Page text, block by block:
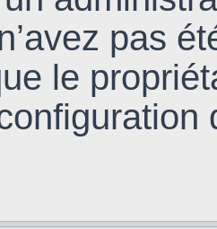
pas
le